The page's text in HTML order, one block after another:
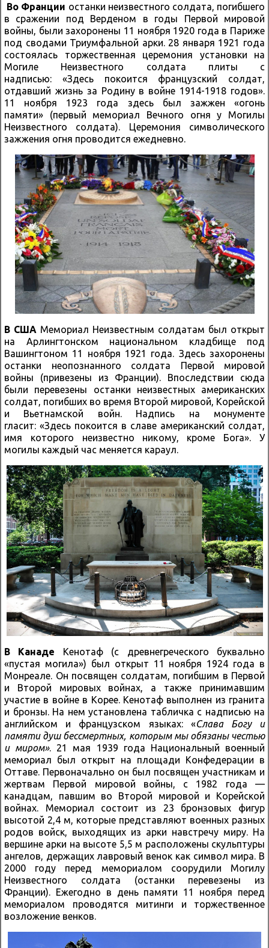
Во Франции останки неизвестного солдата, погибшего
в сражении под Верденом в годы Первой мировой
войны, были захоронены 11 ноября 1920 года в Париже
под сводами Триумфальной арки. 28 января 1921 года
состоялась торжественная церемония установки на
Могиле Неизвестного солдата плиты с
надписью: «Здесь покоится французский солдат,
отдавший жизнь за Родину в войне 1914-1918 годов».
11 ноября 1923 года здесь был зажжен «огонь
памяти» (первый мемориал Вечного огня у Могилы
Неизвестного солдата). Церемония символического
зажжения огня проводится ежедневно.
В США Мемориал Неизвестным солдатам был открыт
на Арлингтонском национальном кладбище под
Вашингтоном 11 ноября 1921 года. Здесь захоронены
останки неопознанного солдата Первой мировой
войны (привезены из Франции). Впоследствии сюда
были перевезены останки неизвестных американских
солдат, погибших во время Второй мировой, Корейской
и Вьетнамской войн. Надпись на монументе
гласит: «Здесь покоится в славе американский солдат,
имя которого неизвестно никому, кроме Бога». У
могилы каждый час меняется караул.
В Канаде Кенотаф (с древнегреческого буквально
«пустая могила») был открыт 11 ноября 1924 года в
Монреале. Он посвящен солдатам, погибшим в Первой
и Второй мировых войнах, а также принимавшим
участие в войне в Корее. Кенотаф выполнен из гранита
и бронзы. На нем установлена табличка с надписью на
английском и французском языках: «Слава Богу и
памяти душ бессмертных, которым мы обязаны честью
и миром». 21 мая 1939 года Национальный военный
мемориал был открыт на площади Конфедерации в
Оттаве. Первоначально он был посвящен участникам и
жертвам Первой мировой войны, с 1982 года —
канадцам, павшим во Второй мировой и Корейской
войнах. Мемориал состоит из 23 бронзовых фигур
высотой 2,4 м, которые представляют военных разных
родов войск, выходящих из арки навстречу миру. На
вершине арки на высоте 5,5 м расположены скульптуры
ангелов, держащих лавровый венок как символ мира. В
2000 году перед мемориалом соорудили Могилу
Неизвестного солдата (останки перевезены из
Франции). Ежегодно в день памяти 11 ноября перед
мемориалом проводятся митинги и торжественное
возложение венков.